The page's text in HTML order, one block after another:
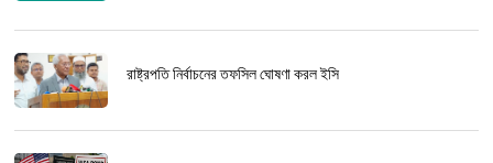
রাষ্ট্রপতি নির্বাচনের তফসিল ঘোষণা করল ইসি